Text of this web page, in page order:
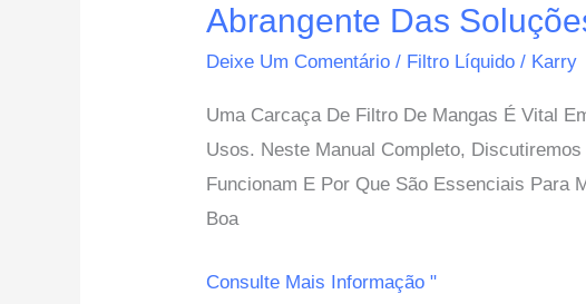
Abrangente Das
Deixe Um Comentário / Filtro Líquido / Karry
Uma Carcaça De Filtro De Mangas É Vital
Usos. Neste Manual Completo,
Funcionam E Por Que São Essenciais Para
Boa
Carcaça
De
Mangas:
Uma
Visão
Das
Consulte Mais Informação "